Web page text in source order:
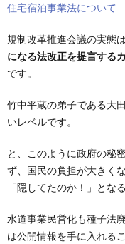
住宅宿泊事業法について
規制改革推進会議の実態は
になる法改正を提言する
です。
竹中平蔵の弟子である大
いレベルです。
と、このように政府の秘
ず、国民の負担が大きく
「隠してたのか！」とな
水道事業民営化も種子法
は公開情報を手に入れる